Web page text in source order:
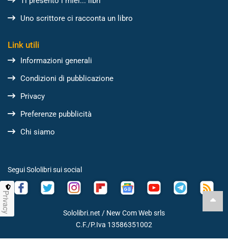
Uno scrittore ci racconta un libro
Link utili
Informazioni generali
Condizioni di pubblicazione
Privacy
Preferenze pubblicità
Chi siamo
Segui Sololibri sui social
Sololibri.net / New Com Web srls
C.F./P.Iva 13586351002
Privacy